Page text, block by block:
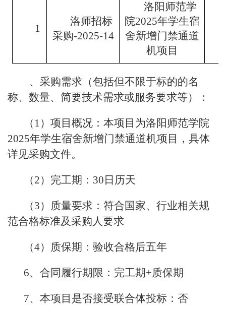
1
洛师招标
采购-2025-14
洛阳师范学
院2025年学生宿
舍新增门禁通道
机项目
、采购需求（包括但不限于标的的名
称、数量、简要技术需求或服务要求等）：
（1）项目概况：本项目为洛阳师范学院
2025年学生宿舍新增门禁通道机项目，具体
详见采购文件。
（2）完工期：30日历天
（3）质量要求：符合国家、行业相关规
范合格标准及采购人要求
（4）质保期：验收合格后五年
6、合同履行期限：完工期+质保期
7、本项目是否接受联合体投标：否